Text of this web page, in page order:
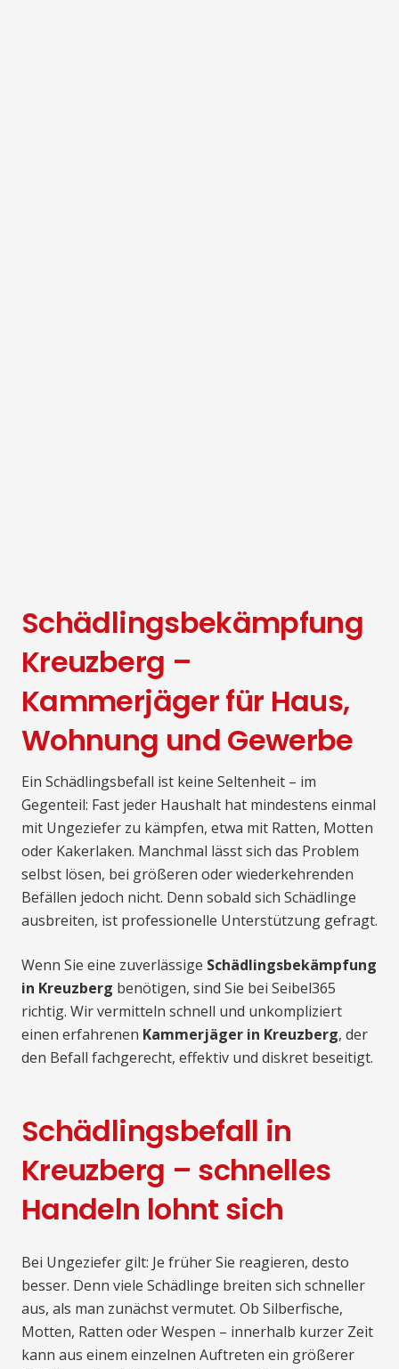
Schädlingsbekämpfung
Kreuzberg –
Kammerjäger für Haus,
Wohnung und Gewerbe
Ein Schädlingsbefall ist keine Seltenheit – im
Gegenteil: Fast jeder Haushalt hat mindestens einmal
mit Ungeziefer zu kämpfen, etwa mit Ratten, Motten
oder Kakerlaken. Manchmal lässt sich das Problem
selbst lösen, bei größeren oder wiederkehrenden
Befällen jedoch nicht. Denn sobald sich Schädlinge
ausbreiten, ist professionelle Unterstützung gefragt.
Wenn Sie eine zuverlässige Schädlingsbekämpfung
in Kreuzberg benötigen, sind Sie bei Seibel365
richtig. Wir vermitteln schnell und unkompliziert
einen erfahrenen Kammerjäger in Kreuzberg, der
den Befall fachgerecht, effektiv und diskret beseitigt.
Schädlingsbefall in
Kreuzberg – schnelles
Handeln lohnt sich
Bei Ungeziefer gilt: Je früher Sie reagieren, desto
besser. Denn viele Schädlinge breiten sich schneller
aus, als man zunächst vermutet. Ob Silberfische,
Motten, Ratten oder Wespen – innerhalb kurzer Zeit
kann aus einem einzelnen Auftreten ein größerer